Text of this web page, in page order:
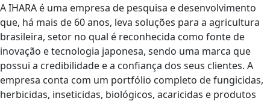
A IHARA é uma empresa de pesquisa e desenvolvimento
que, há mais de 60 anos, leva soluções para a agricultura
brasileira, setor no qual é reconhecida como fonte de
inovação e tecnologia japonesa, sendo uma marca que
possui a credibilidade e a confiança dos seus clientes. A
empresa conta com um portfólio completo de fungicidas,
herbicidas, inseticidas, biológicos, acaricidas e produtos